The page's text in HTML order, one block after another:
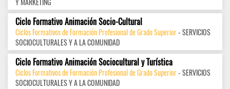
Ciclo Formativo Animación Socio-Cultural
Ciclos Formativos de Formación Profesional de Grado Superior- SERVICIOS
SOCIOCULTURALES Y A LA COMUNIDAD
Ciclo Formativo Animación Sociocultural y Turística
Ciclos Formativos de Formación Profesional de Grado Superior- SERVICIOS
SOCIOCULTURALES Y A LA COMUNIDAD